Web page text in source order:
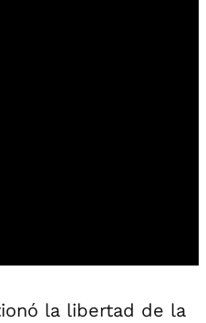
la libertad de la